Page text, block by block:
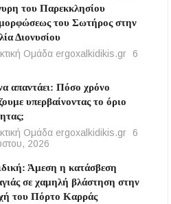
του Παρεκκλησίου
του Σωτήρος στην
Διονυσίου
Ομάδα ergoxalkidikis.gr
6
απαντάει: Πόσο χρόνο
υπερβαίνοντας το όριο
Ομάδα ergoxalkidikis.gr
6
2026
Άμεση η κατάσβεση
σε χαμηλή βλάστηση στην
του Πόρτο Καρράς